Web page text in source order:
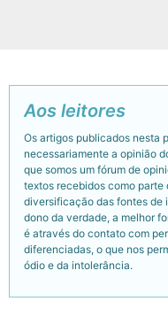
Aos leitores
Os artigos publicados nesta
necessariamente a opinião
que somos um fórum de
textos recebidos como parte
diversificação das fontes de
dono da verdade, a melhor
é através do contato com
diferenciadas, o que nos
ódio e da intolerância.